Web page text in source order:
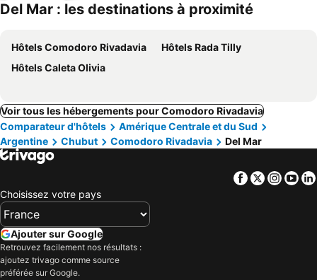
Del Mar : les destinations à proximité
Hôtels Comodoro Rivadavia
Hôtels Rada Tilly
Hôtels Caleta Olivia
Voir tous les hébergements pour Comodoro Rivadavia
Comparateur d'hôtels
Amérique Centrale et du Sud
Argentine
Chubut Comodoro Rivadavia Del Mar
Facebook
Twitter
Choisissez votre pays
Ajouter sur Google
Retrouvez facilement nos résultats :
ajoutez trivago comme source
préférée sur Google.